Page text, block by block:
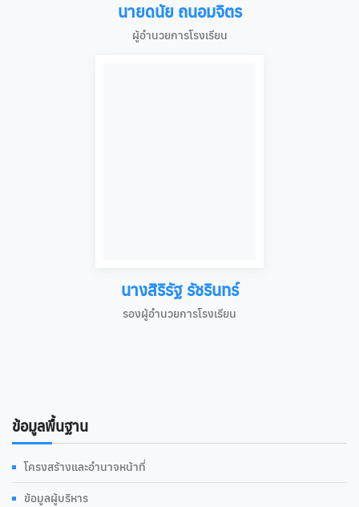
นายดนัย ถนอมจิตร
ผู้อำนวยการโรงเรียน
นางสิริรัฐ รัชรินทร์
รองผู้อำนวยการโรงเรียน
ข้อมูลพื้นฐาน
โครงสร้างและอำนาจหน้าที่
ข้อมูลผู้บริหาร